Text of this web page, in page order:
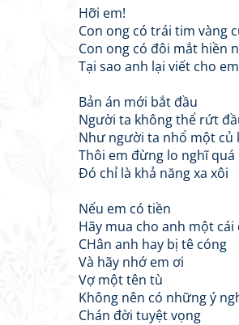
Hỡi em!
Con ong có trái tim vàng
Con ong có đôi mắt hiền
Tại sao anh lại viết cho
Bản án mới bắt đầu
Người ta không thể rứt
Như người ta nhổ một củ
Thôi em đừng lo nghĩ quá
Đó chỉ là khả năng xa xôi
Nếu em có tiền
Hãy mua cho anh một cái
CHân anh hay bị tê cóng
Và hãy nhớ em ơi
Vợ một tên tù
Không nên có những ý
Chán đời tuyệt vọng